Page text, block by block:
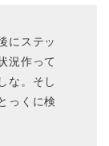
にステッ
況作って
な。そし
っくに検